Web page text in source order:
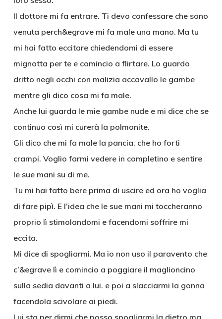
Il dottore mi fa entrare. Ti devo confessare che sono
venuta perch&egrave mi fa male una mano. Ma tu
mi hai fatto eccitare chiedendomi di essere
mignotta per te e comincio a flirtare. Lo guardo
dritto negli occhi con malizia accavallo le gambe
mentre gli dico cosa mi fa male.
Anche lui guarda le mie gambe nude e mi dice che se
continuo così mi curerà la polmonite.
Gli dico che mi fa male la pancia, che ho forti
crampi. Voglio farmi vedere in completino e sentire
le sue mani su di me.
Tu mi hai fatto bere prima di uscire ed ora ho voglia
di fare pipì. E l’idea che le sue mani mi toccheranno
proprio lì stimolandomi e facendomi soffrire mi
eccita.
Mi dice di spogliarmi. Ma io non uso il paravento che
c’&egrave lì e comincio a poggiare il maglioncino
sulla sedia davanti a lui. e poi a slacciarmi la gonna
facendola scivolare ai piedi.
Lui sta per dirmi che posso spogliarmi la dietro ma